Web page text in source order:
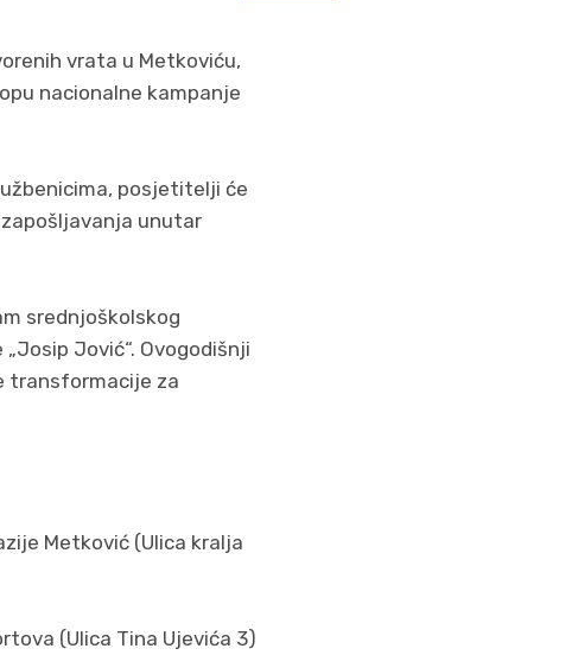
vrata u Metkoviću,
nacionalne kampanje
posjetitelji će
unutar
srednjoškolskog
Jović“. Ovogodišnji
transformacije za
Metković (Ulica kralja
(Ulica Tina Ujevića 3)